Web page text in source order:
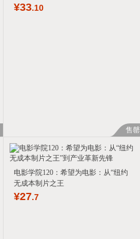
¥33.10
售罄
电影学院120：希望为电影：从“纽约
无成本制片之王
¥27.7